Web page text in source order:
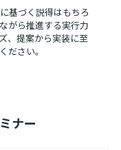
基づく説得はもちろ
がら推進する実行力
、提案から実装に至
ださい。
ナー